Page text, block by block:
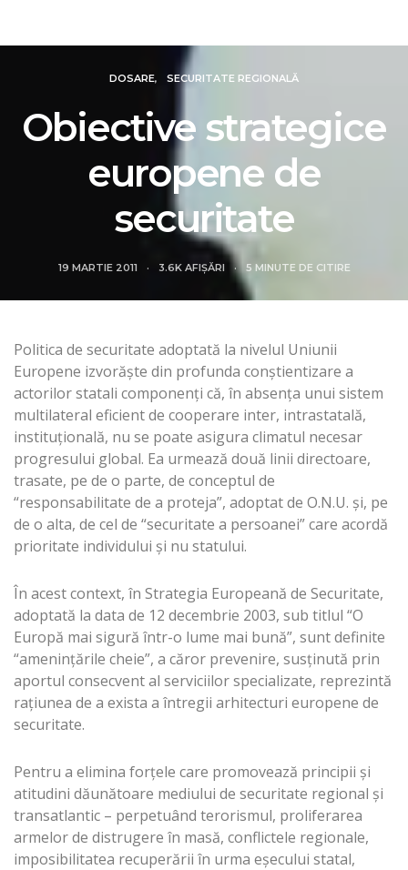
DOSARE SECURITATE REGIONALĂ
Obiective strategice
europene de
securitate
19 MARTIE 2011 3.6K AFIȘĂRI 5 MINUTE DE CITIRE
Politica de securitate adoptată la nivelul Uniunii
Europene izvorăște din profunda conștientizare a
actorilor statali componenți că, în absența unui sistem
multilateral eficient de cooperare inter, intrastatală,
instituțională, nu se poate asigura climatul necesar
progresului global. Ea urmează două linii directoare,
trasate, pe de o parte, de conceptul de
“responsabilitate de a proteja”, adoptat de O.N.U. și, pe
de o alta, de cel de “securitate a persoanei” care acordă
prioritate individului și nu statului.
În acest context, în Strategia Europeană de Securitate,
adoptată la data de 12 decembrie 2003, sub titlul “O
Europă mai sigură într-o lume mai bună”, sunt definite
“amenințările cheie”, a căror prevenire, susținută prin
aportul consecvent al serviciilor specializate, reprezintă
rațiunea de a exista a întregii arhitecturi europene de
securitate.
Pentru a elimina forțele care promovează principii și
atitudini dăunătoare mediului de securitate regional și
transatlantic – perpetuând terorismul, proliferarea
armelor de distrugere în masă, conflictele regionale,
imposibilitatea recuperării în urma eșecului statal,